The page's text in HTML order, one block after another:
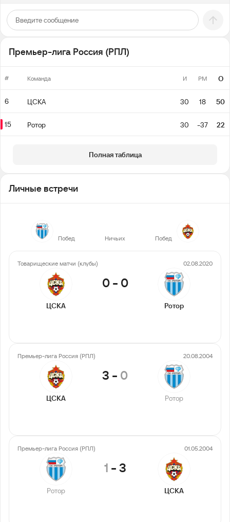
Премьер-лига Россия (РПЛ)
# Команда И РМ О
6 ЦСКА 30 18 50
15 Ротор 30 -37 22
Полная таблица
Личные встречи
Побед Ничьих Побед
Товарищеские матчи (клубы) 02.08.2020
ЦСКА
0 - 0
Ротор
Премьер-лига Россия (РПЛ) 20.08.2004
ЦСКА
3 - 0
Ротор
Премьер-лига Россия (РПЛ) 01.05.2004
Ротор
1 -3
ЦСКА